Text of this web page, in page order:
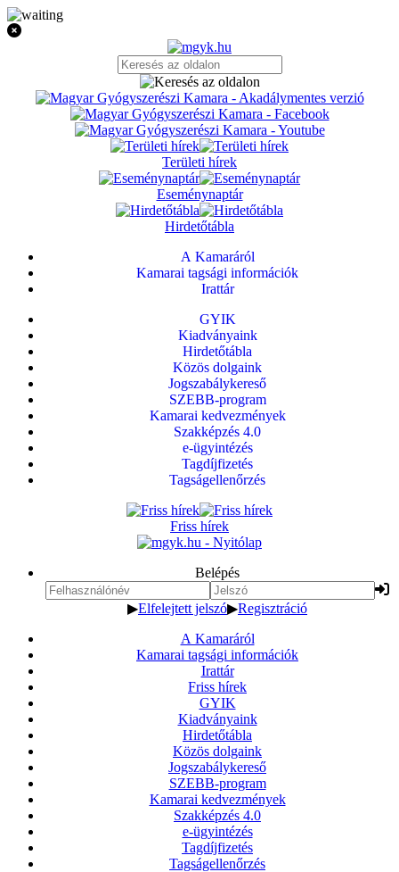
Területi hírek
Eseménynaptár
Hirdetőtábla
A Kamaráról
Kamarai tagsági információk
Irattár
GYIK
Kiadványaink
Hirdetőtábla
Közös dolgaink
Jogszabálykereső
SZEBB-program
Kamarai kedvezmények
Szakképzés 4.0
e-ügyintézés
Tagdíjfizetés
Tagságellenőrzés
Friss hírek
Belépés
▶Elfelejtett jelszó▶Regisztráció
A Kamaráról
Kamarai tagsági információk
Irattár
Friss hírek
GYIK
Kiadványaink
Hirdetőtábla
Közös dolgaink
Jogszabálykereső
SZEBB-program
Kamarai kedvezmények
Szakképzés 4.0
e-ügyintézés
Tagdíjfizetés
Tagságellenőrzés